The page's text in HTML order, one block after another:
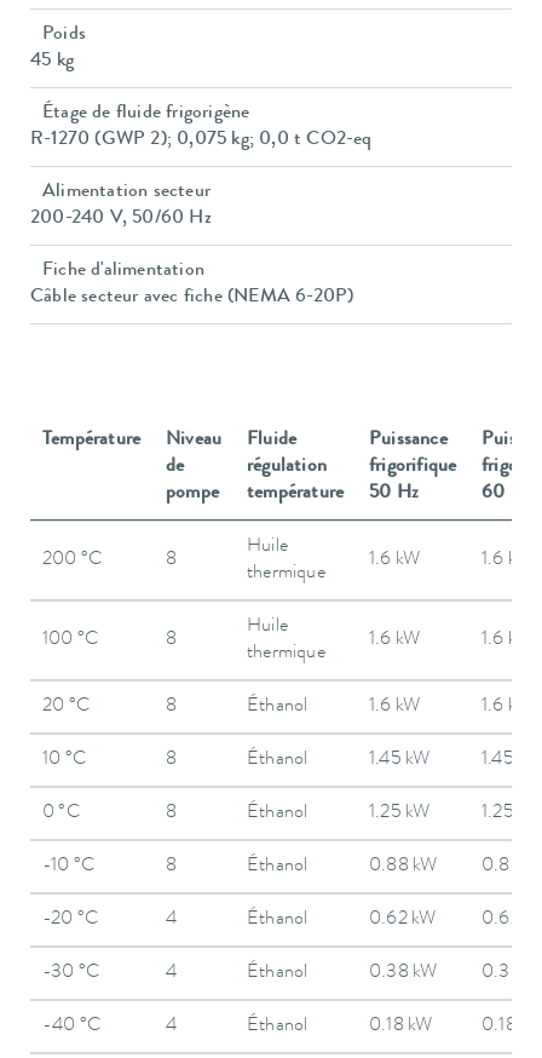
Poids
45 kg
Étage de fluide frigorigène
R-1270 (GWP 2); 0,075 kg; 0,0 t CO2-eq
Alimentation secteur
200-240 V, 50/60 Hz
Fiche d'alimentation
Câble secteur avec fiche (NEMA 6-20P)
Température
Niveau
de
pompe
Fluide
régulation
température
Puissance
frigorifique
50 Hz
60 Hz
200 °C 8
Huile
thermique
1.6 kW 1.6 kW
100 °C 8
Huile
thermique
1.6 kW 1.6 kW
20 °C 8 Éthanol 1.6 kW 1.6 kW
10 °C 8 Éthanol 1.45 kW 1.45 kW
0 °C 8 Éthanol 1.25 kW 1.25 kW
-10 °C 8 Éthanol 0.88 kW 0.88
-20 °C 4 Éthanol 0.62 kW 0.62
-30 °C 4 Éthanol 0.38 kW 0.38
-40 °C 4 Éthanol 0.18 kW 0.18